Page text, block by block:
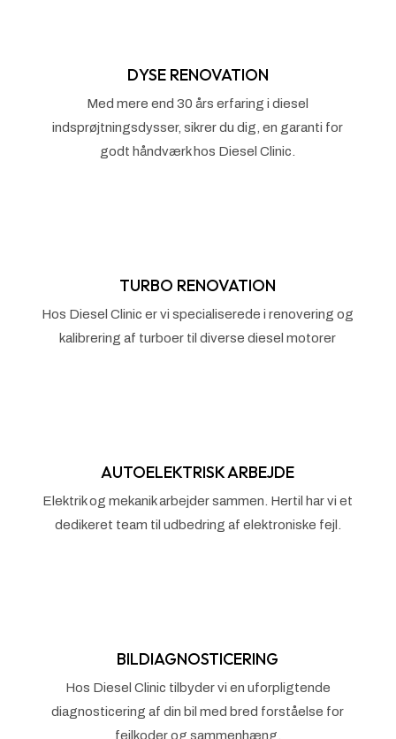
DYSE RENOVATION
Med mere end 30 års erfaring i diesel
indsprøjtningsdysser, sikrer du dig, en garanti for
godt håndværk hos Diesel Clinic.
TURBO RENOVATION
Hos Diesel Clinic er vi specialiserede i renovering og
kalibrering af turboer til diverse diesel motorer
AUTOELEKTRISK ARBEJDE
Elektrik og mekanik arbejder sammen. Hertil har vi et
dedikeret team til udbedring af elektroniske fejl.
BILDIAGNOSTICERING
Hos Diesel Clinic tilbyder vi en uforpligtende
diagnosticering af din bil med bred forståelse for
fejlkoder og sammenhæng.